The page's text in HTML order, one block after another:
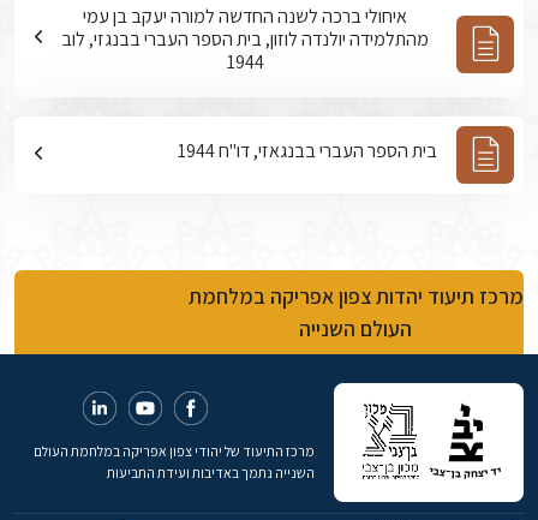
איחולי ברכה לשנה החדשה למורה יעקב בן עמי
מהתלמידה יולנדה לוזון, בית הספר העברי בבנגזי, לוב
1944
בית הספר העברי בבנגאזי, דו"ח 1944
מרכז תיעוד יהדות צפון אפריקה במלחמת
העולם השנייה
מרכז התיעוד של יהודי צפון אפריקה במלחמת העולם
השנייה נתמך באדיבות ועידת התביעות